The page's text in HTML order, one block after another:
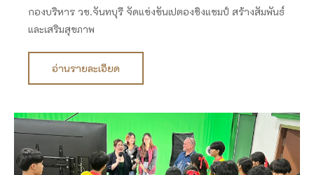
กองบริหาร วข.จันทบุรี จัดแข่งขันเปตองชิงแชมป์ สร้างสัมพันธ์
และเสริมสุขภาพ
อ่านรายละเอียด